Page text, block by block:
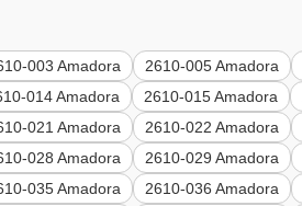
003 Amadora 2610-005 Amadora
014 Amadora 2610-015 Amadora
021 Amadora 2610-022 Amadora
028 Amadora 2610-029 Amadora
035 Amadora 2610-036 Amadora